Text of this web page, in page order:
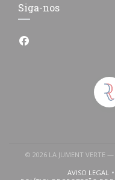
Siga-nos
Facebook ((abre
© 2026 LA JUMENT VERTE —
AVISO LEGAL
((ABRE